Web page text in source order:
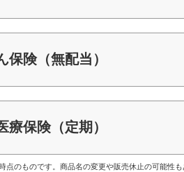
保険（無配当）
療保険（定期）
のものです。商品名の変更や販売休止の可能性